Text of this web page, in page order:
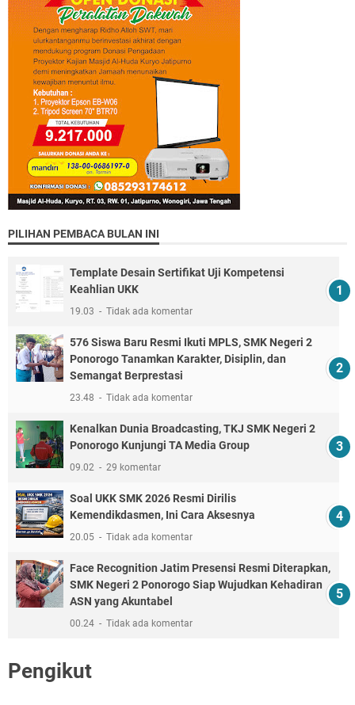
PILIHAN PEMBACA BULAN INI
Template Desain Sertifikat Uji Kompetensi
Keahlian UKK
19.03 Tidak ada komentar
576 Siswa Baru Resmi Ikuti MPLS, SMK Negeri 2
Ponorogo Tanamkan Karakter, Disiplin, dan
Semangat Berprestasi
23.48 Tidak ada komentar
Kenalkan Dunia Broadcasting, TKJ SMK Negeri 2
Ponorogo Kunjungi TA Media Group
09.02 29 komentar
Soal UKK SMK 2026 Resmi Dirilis
Kemendikdasmen, Ini Cara Aksesnya
20.05 Tidak ada komentar
Face Recognition Jatim Presensi Resmi Diterapkan,
SMK Negeri 2 Ponorogo Siap Wujudkan Kehadiran
ASN yang Akuntabel
00.24 Tidak ada komentar
Pengikut